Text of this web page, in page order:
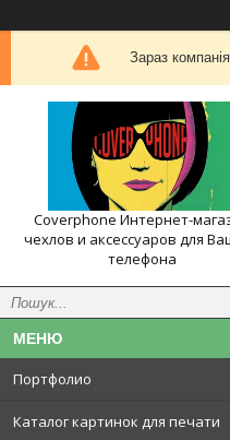
Зараз
Coverphone Интернет-
чехлов и аксессуаров для
телефона
Портфолио
Каталог картинок для печати